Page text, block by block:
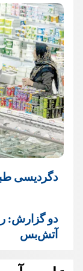
دگردیسی
دو گزارش:
آتش‌بس